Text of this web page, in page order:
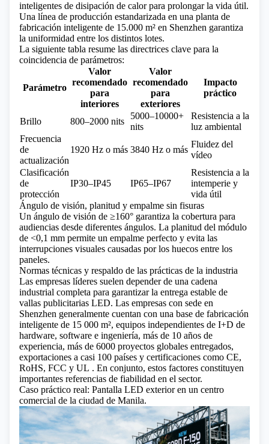
inteligentes de disipación de calor para prolongar la vida útil.
Una línea de producción estandarizada en una planta de
fabricación inteligente de 15.000 m² en Shenzhen garantiza
la uniformidad entre los distintos lotes.
La siguiente tabla resume las directrices clave para la
coincidencia de parámetros:
Parámetro
Valor
recomendado
para
interiores
Valor
recomendado
para
exteriores
Impacto
práctico
Brillo 800–2000 nits
5000–10000+
nits
Resistencia a la
luz ambiental
Frecuencia
de
actualización
1920 Hz o más 3840 Hz o más
Fluidez del
vídeo
Clasificación
de
protección
IP30–IP45 IP65–IP67
Resistencia a la
intemperie y
vida útil
Ángulo de visión, planitud y empalme sin fisuras
Un ángulo de visión de ≥160° garantiza la cobertura para
audiencias desde diferentes ángulos. La planitud del módulo
de <0,1 mm permite un empalme perfecto y evita las
interrupciones visuales causadas por los huecos entre los
paneles.
Normas técnicas y respaldo de las prácticas de la industria
Las empresas líderes suelen depender de una cadena
industrial completa para garantizar la entrega estable de
vallas publicitarias LED. Las empresas con sede en
Shenzhen generalmente cuentan con una base de fabricación
inteligente de 15 000 m², equipos independientes de I+D de
hardware, software e ingeniería, más de 10 años de
experiencia, más de 6000 proyectos globales entregados,
exportaciones a casi 100 países y certificaciones como CE,
RoHS, FCC y UL . En conjunto, estos factores constituyen
importantes referencias de fiabilidad en el sector.
Caso práctico real: Pantalla LED exterior en un centro
comercial de la ciudad de Manila.